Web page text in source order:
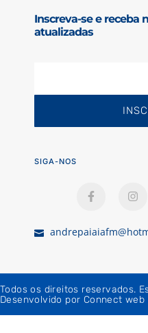
Inscreva-se e receba
atualizadas
SIGA-NOS
Todos os direitos reservados.
Desenvolvido por Connect web